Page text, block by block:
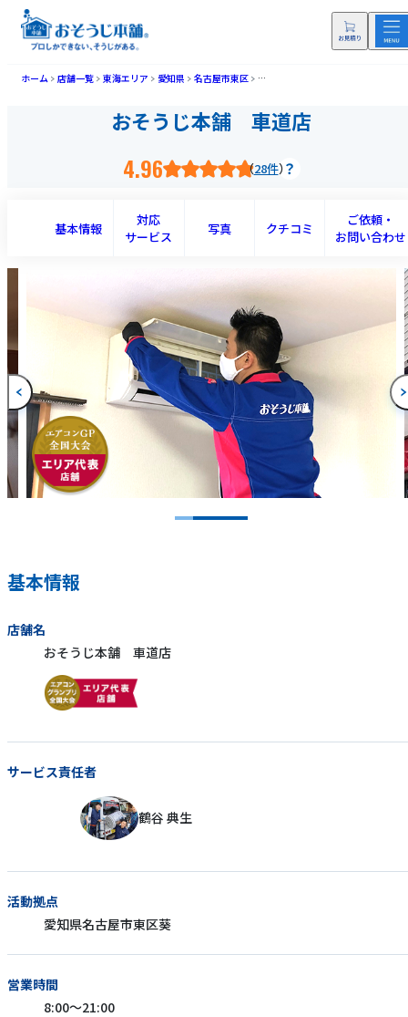
ホーム 店舗一覧 東海エリア 愛知県 名古屋市東区 おそうじ本舗 車道店(クルマミチ
おそうじ本舗 車道店
4.96 28件
基本情報
対応
サービス
写真 クチコミ
ご依頼・
お問い合わせ
基本情報
店舗名
おそうじ本舗 車道店
サービス責任者
鶴谷 典生
活動拠点
愛知県名古屋市東区葵
営業時間
8:00～21:00